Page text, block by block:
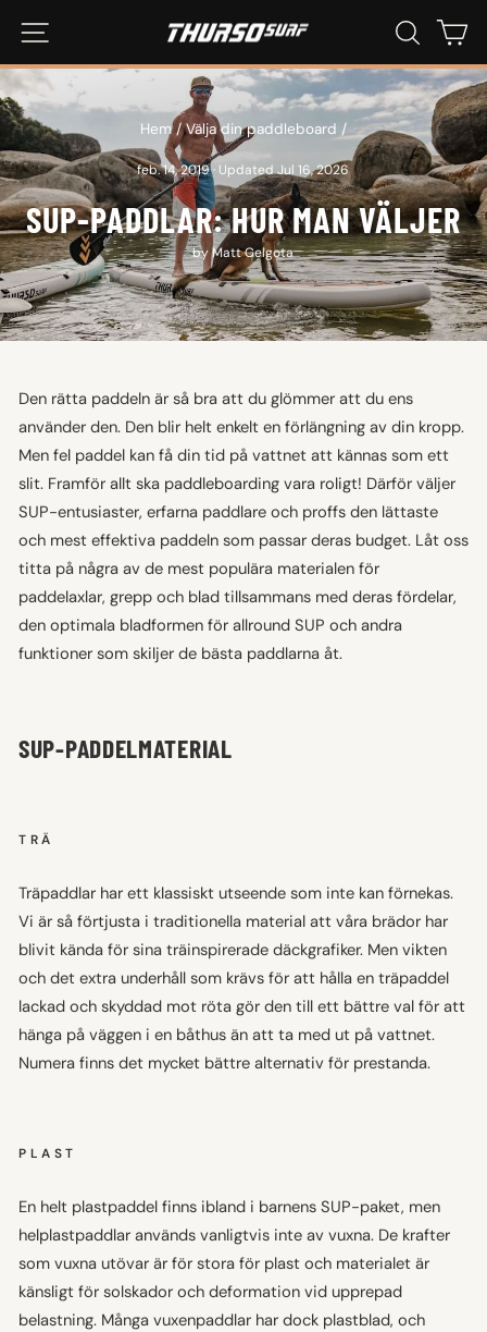
innehåll
WEBBPLATSNAVIGERING SÖK
Hem / Välja din paddleboard /
feb. 14, 2019· Updated Jul 16, 2026
SUP-PADDLAR: HUR MAN VÄLJER
by Matt Gelgota
Den rätta paddeln är så bra att du glömmer att du ens
använder den. Den blir helt enkelt en förlängning av din kropp.
Men fel paddel kan få din tid på vattnet att kännas som ett
slit. Framför allt ska paddleboarding vara roligt! Därför väljer
SUP-entusiaster, erfarna paddlare och proffs den lättaste
och mest effektiva paddeln som passar deras budget. Låt oss
titta på några av de mest populära materialen för
paddelaxlar, grepp och blad tillsammans med deras fördelar,
den optimala bladformen för allround SUP och andra
funktioner som skiljer de bästa paddlarna åt.
SUP-PADDELMATERIAL
TRÄ
Träpaddlar har ett klassiskt utseende som inte kan förnekas.
Vi är så förtjusta i traditionella material att våra brädor har
blivit kända för sina träinspirerade däckgrafiker. Men vikten
och det extra underhåll som krävs för att hålla en träpaddel
lackad och skyddad mot röta gör den till ett bättre val för att
hänga på väggen i en båthus än att ta med ut på vattnet.
Numera finns det mycket bättre alternativ för prestanda.
PLAST
En helt plastpaddel finns ibland i barnens SUP-paket, men
helplastpaddlar används vanligtvis inte av vuxna. De krafter
som vuxna utövar är för stora för plast och materialet är
känsligt för solskador och deformation vid upprepad
belastning. Många vuxenpaddlar har dock plastblad, och